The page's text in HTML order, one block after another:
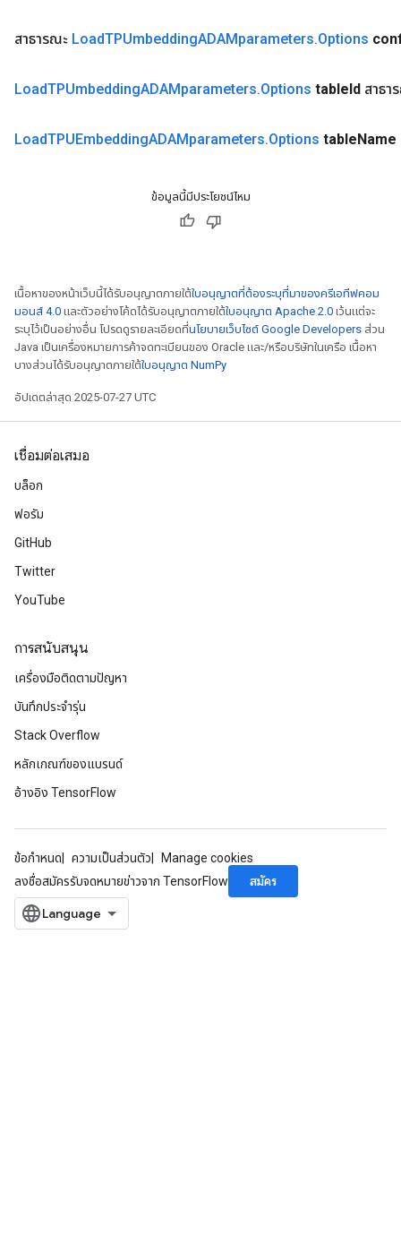
สาธารณะ LoadTPUmbeddingADAMparameters.Options
LoadTPUmbeddingADAMparameters.Options tableId สาธา
LoadTPUEmbeddingADAMparameters.Options tableName
ข้อมูลนี้มีประโยชน์ไหม
เนื้อหาของหน้าเว็บนี้ได้รับอนุญาตภายใต้ใบอนุญาตที่ต้องระบุที่มาของครีเอทีฟคอม
มอนส์ 4.0 และตัวอย่างโค้ดได้รับอนุญาตภายใต้ใบอนุญาต Apache 2.0 เว้นแต่จะ
ระบุไว้เป็นอย่างอื่น โปรดดูรายละเอียดที่นโยบายเว็บไซต์ Google Developers ส่วน
Java เป็นเครื่องหมายการค้าจดทะเบียนของ Oracle และ/หรือบริษัทในเครือ เนื้อหา
บางส่วนได้รับอนุญาตภายใต้ใบอนุญาต NumPy
อัปเดตล่าสุด 2025-07-27 UTC
เชื่อมต่อเสมอ
บล็อก
ฟอรัม
GitHub
Twitter
YouTube
การสนับสนุน
เครื่องมือติดตามปัญหา
บันทึกประจำรุ่น
Stack Overflow
หลักเกณฑ์ของแบรนด์
อ้างอิง TensorFlow
ข้อกำหนด ความเป็นส่วนตัว
Manage cookies
ลงชื่อสมัครรับจดหมายข่าวจาก TensorFlow
สมัคร